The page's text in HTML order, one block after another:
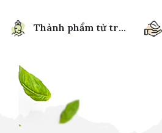
Thành phẩm từ trái